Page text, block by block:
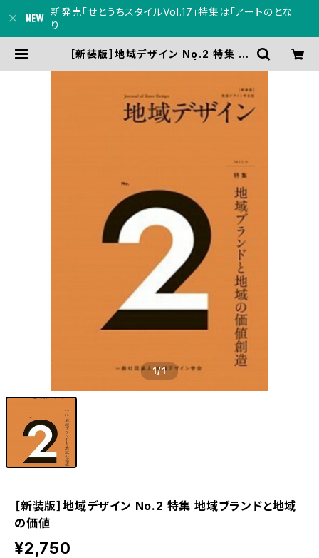
新発売「せとうちスタイルVol.17」特集は「アートのとな
り」
［新装版］地域デザイン No.2 特集 地
1/1
［新装版］地域デザイン No.2 特集 地域ブランドと地域
の価値
¥2,750